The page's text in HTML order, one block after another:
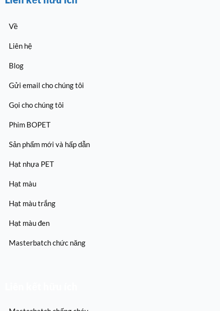
Về
Liên hệ
Blog
Gửi email cho chúng tôi
Gọi cho chúng tôi
Phim BOPET
Sản phẩm mới và hấp dẫn
Hạt nhựa PET
Hạt màu
Hạt màu trắng
Hạt màu đen
Masterbatch chức năng